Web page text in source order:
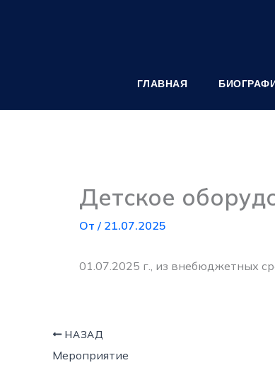
ГЛАВНАЯ
Детское
От / 21.07.2025
01.07.2025 г., из внебюджетных
НАЗАД
Мероприятие